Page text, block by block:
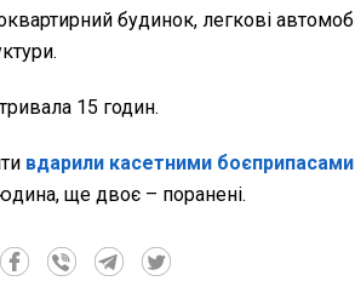
будинок, легкові
15 годин.
вдарили касетними боєприпасами
ще двоє – поранені.